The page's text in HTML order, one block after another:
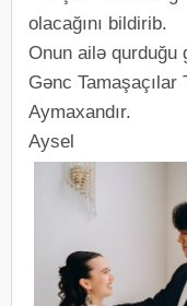
olacağını bildirib.
Onun ailə qurduğu
Gənc Tamaşaçılar
Aymaxandır.
Aysel